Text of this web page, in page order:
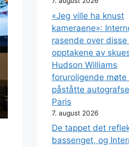
«Jeg ville ha knust
kameraene»:
rasende over disse
opptakene av
Hudson Williams
foruroligende møte
påståtte
Paris
7. august 2026
De tappet det
bassenget, og